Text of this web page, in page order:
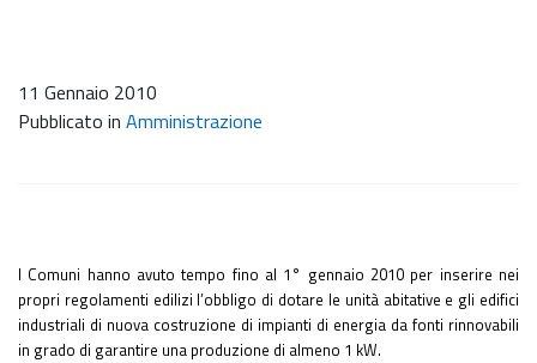
11 Gennaio 2010
Pubblicato in Amministrazione
I Comuni hanno avuto tempo fino al 1° gennaio 2010 per inserire nei
propri regolamenti edilizi l’obbligo di dotare le unità abitative e gli edifici
industriali di nuova costruzione di impianti di energia da fonti rinnovabili
in grado di garantire una produzione di almeno 1 kW.